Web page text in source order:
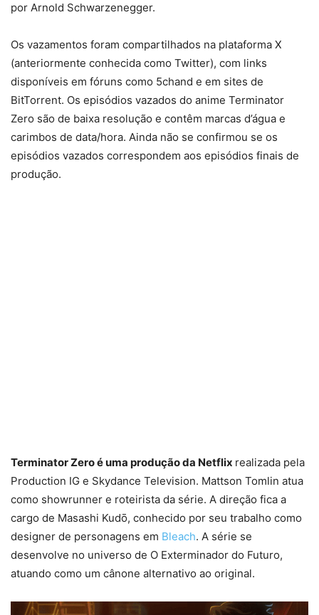
por Arnold Schwarzenegger.
Os vazamentos foram compartilhados na plataforma X
(anteriormente conhecida como Twitter), com links
disponíveis em fóruns como 5chand e em sites de
BitTorrent. Os episódios vazados do anime Terminator
Zero são de baixa resolução e contêm marcas d’água e
carimbos de data/hora. Ainda não se confirmou se os
episódios vazados correspondem aos episódios finais de
produção.
Terminator Zero é uma produção da Netflix realizada pela
Production IG e Skydance Television. Mattson Tomlin atua
como showrunner e roteirista da série. A direção fica a
cargo de Masashi Kudō, conhecido por seu trabalho como
designer de personagens em Bleach. A série se
desenvolve no universo de O Exterminador do Futuro,
atuando como um cânone alternativo ao original.